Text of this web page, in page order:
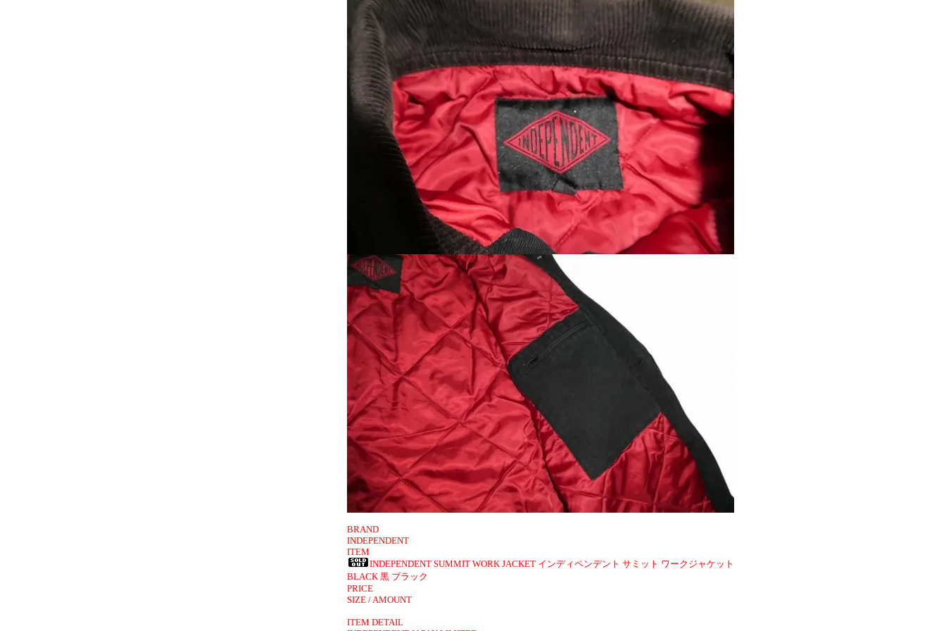
BRAND
INDEPENDENT
ITEM
INDEPENDENT SUMMIT WORK JACKET インディペンデント サミット ワークジャケット
BLACK 黒 ブラック
PRICE
SIZE / AMOUNT
ITEM DETAIL